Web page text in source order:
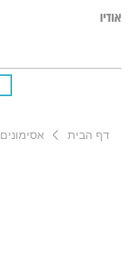
אודיו
דף הבית אסימונים